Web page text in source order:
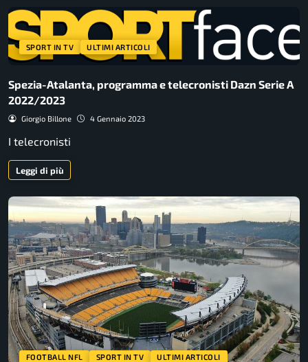
SPORT IN TV ULTIMI ARTICOLI
Spezia-Atalanta, programma e telecronisti Dazn Serie A
2022/2023
Giorgio Billone 4 Gennaio 2023
I telecronisti
Leggi di più
FOOTBALL NFL SPORT IN TV ULTIMI ARTICOLI